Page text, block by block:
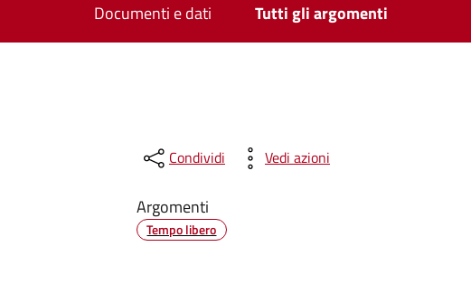
Documenti e dati Tutti gli argomenti
Condividi Vedi azioni
Argomenti
Tempo libero